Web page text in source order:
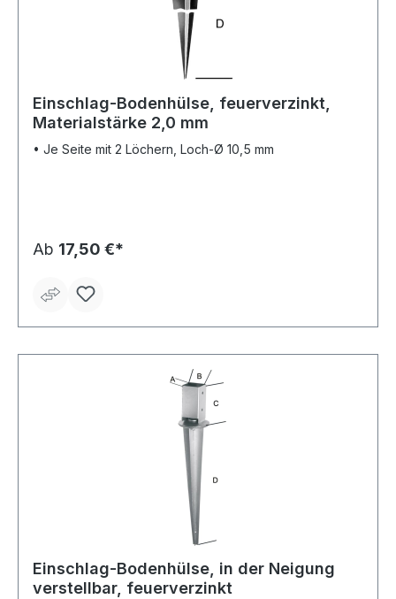
Einschlag-Bodenhülse, feuerverzinkt,
Materialstärke 2,0 mm
• Je Seite mit 2 Löchern, Loch-Ø 10,5 mm
Ab 17,50 €*
Einschlag-Bodenhülse, in der Neigung
verstellbar, feuerverzinkt